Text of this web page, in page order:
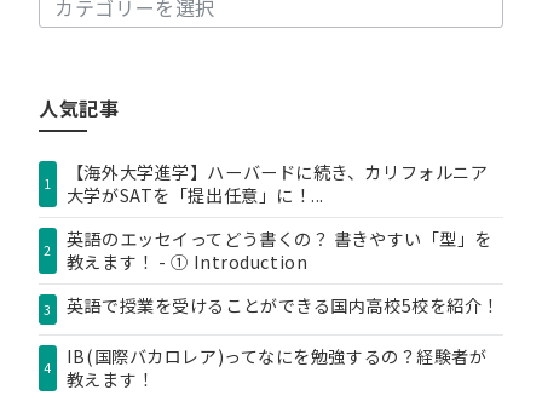
ー
人気記事
1
【海外大学進学】ハーバードに続き、カリフォルニア
大学がSATを「提出任意」に！...
2
英語のエッセイってどう書くの？ 書きやすい「型」を
教えます！ - ① Introduction
3 英語で授業を受けることができる国内高校5校を紹介！
4
IB(国際バカロレア)ってなにを勉強するの？経験者が
教えます！